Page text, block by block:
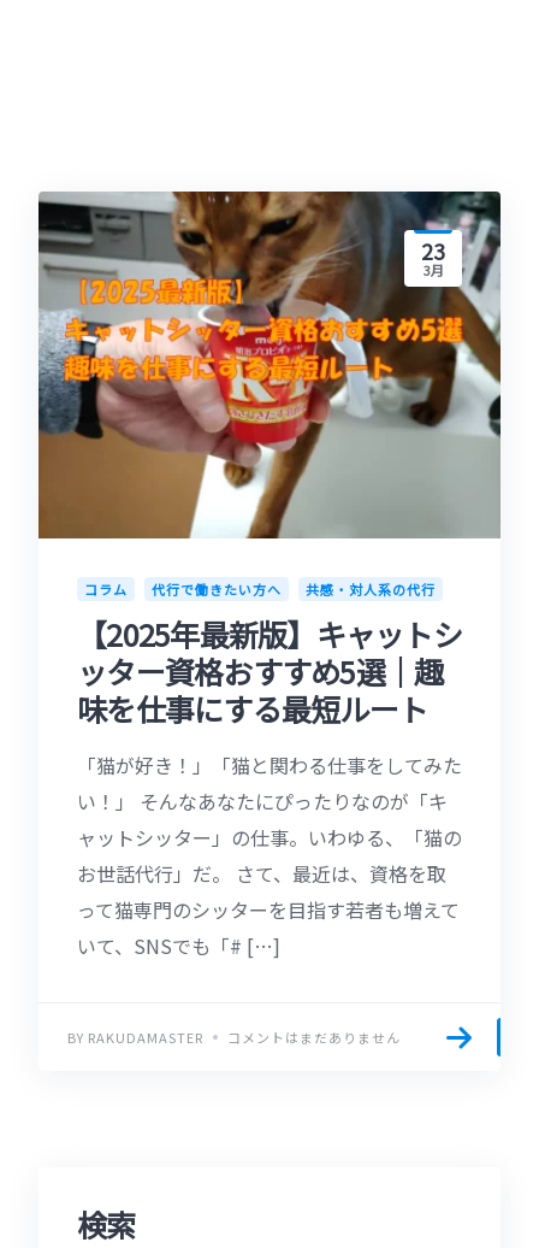
23
3月
コラム 代行で働きたい方へ 共感・対人系の代行
【2025年最新版】キャットシ
ッター資格おすすめ5選｜趣
味を仕事にする最短ルート
「猫が好き！」「猫と関わる仕事をしてみた
い！」 そんなあなたにぴったりなのが「キ
ャットシッター」の仕事。いわゆる、「猫の
お世話代行」だ。 さて、最近は、資格を取
って猫専門のシッターを目指す若者も増えて
いて、SNSでも「# […]
BY RAKUDAMASTER コメントはまだありません
検索